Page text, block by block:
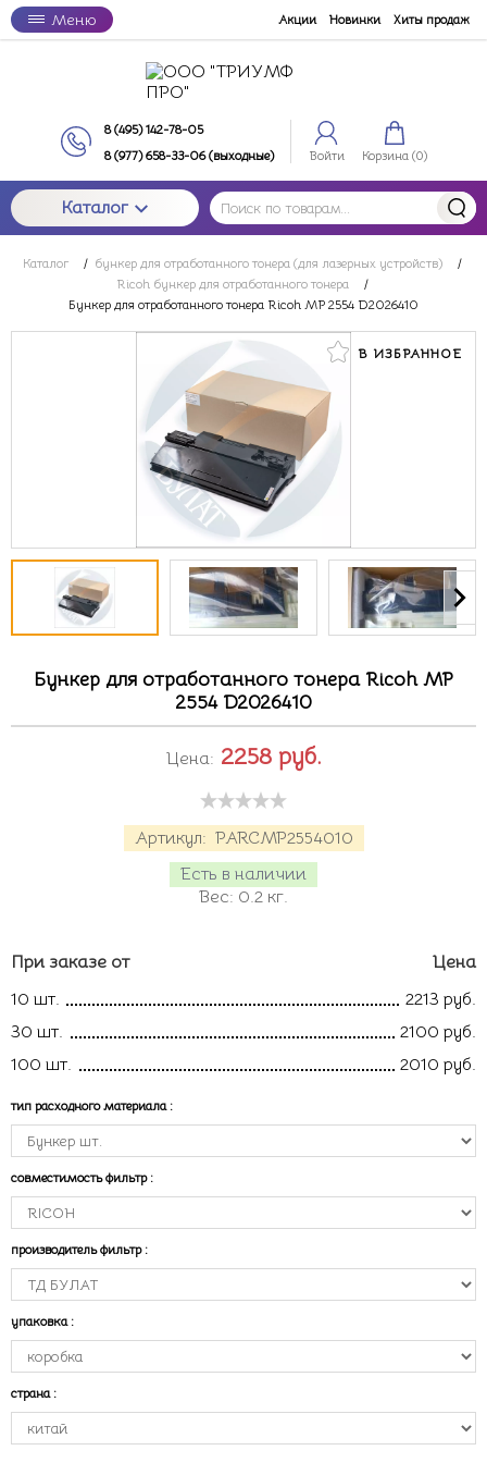
Меню Акции Новинки Хиты продаж
8 (495) 142-78-05
8 (977) 658-33-06 (выходные)
Войти Корзина (0)
Каталог
Каталог / бункер для отработанного тонера (для лазерных устройств)
/
Ricoh бункер для отработанного тонера
/
Бункер для отработанного тонера Ricoh MP 2554 D2026410
В ИЗБРАННОЕ
Бункер для отработанного тонера Ricoh MP
2554 D2026410
Артикул: PARCMP2554010
Есть в наличии
Вес: 0.2 кг.
Цена: 2258 руб.
При заказе от
Цена
10 шт.
2213 руб.
30 шт.
2100 руб.
100 шт.
2010 руб.
тип расходного материала :
совместимость фильтр :
производитель фильтр :
упаковка :
страна :